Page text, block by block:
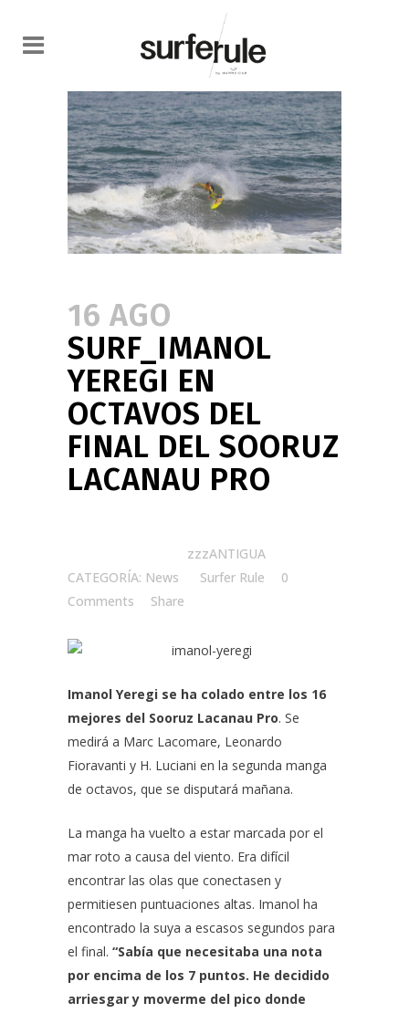
16 AGO
SURF_IMANOL
YEREGI EN
OCTAVOS DEL
FINAL DEL SOORUZ
LACANAU PRO
zzzANTIGUA
CATEGORÍA: News
Surfer Rule
0
Comments
Share
Imanol Yeregi se ha colado entre los 16
mejores del Sooruz Lacanau Pro. Se
medirá a Marc Lacomare, Leonardo
Fioravanti y H. Luciani en la segunda manga
de octavos, que se disputará mañana.
La manga ha vuelto a estar marcada por el
mar roto a causa del viento. Era difícil
encontrar las olas que conectasen y
permitiesen puntuaciones altas. Imanol ha
encontrado la suya a escasos segundos para
el final. “Sabía que necesitaba una nota
por encima de los 7 puntos. He decidido
arriesgar y moverme del pico donde